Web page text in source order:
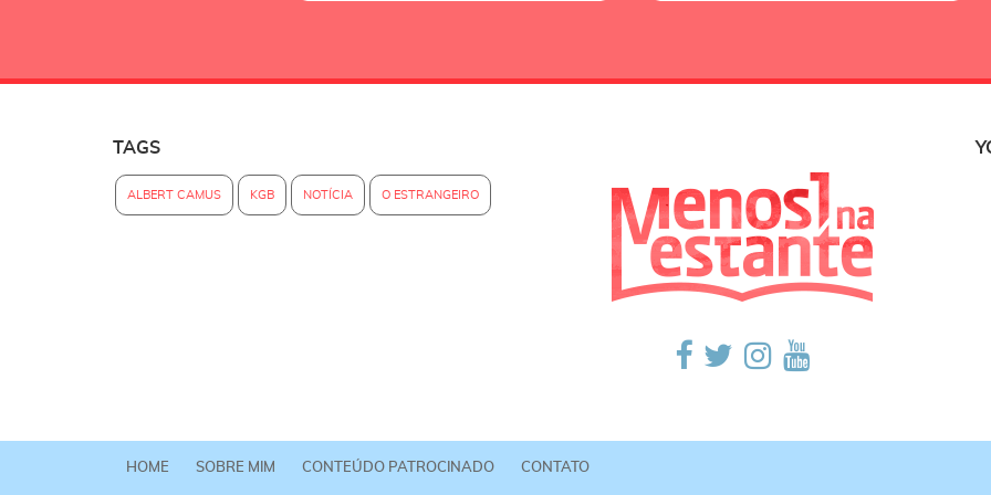
TAGS
ALBERT CAMUS KGB NOTÍCIA O ESTRANGEIRO
HOME SOBRE MIM CONTEÚDO PATROCINADO CONTATO